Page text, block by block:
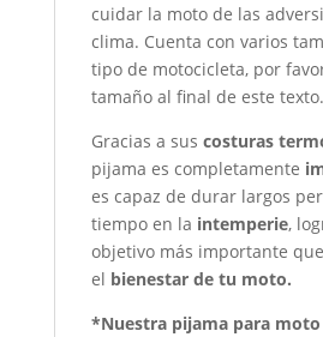
cuidar la moto de las
clima. Cuenta con varios
tipo de motocicleta, por
tamaño al final de este texto.
Gracias a sus costuras
pijama es completamente
es capaz de durar largos
tiempo en la intemperie,
objetivo más importante
el bienestar de tu moto.
*Nuestra pijama para